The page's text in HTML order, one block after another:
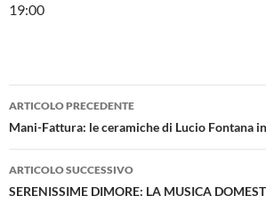
19:00
Navigazione
articolo
ARTICOLO PRECEDENTE
Mani-Fattura: le ceramiche di Lucio Fontana
ARTICOLO SUCCESSIVO
SERENISSIME DIMORE: LA MUSICA